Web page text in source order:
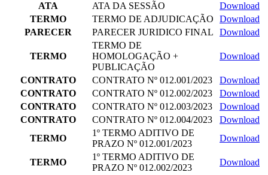
ATA ATA DA SESSÃO
Download
TERMO
TERMO DE ADJUDICAÇÃO
Download
PARECER
PARECER JURIDICO FINAL Download
TERMO
TERMO DE
HOMOLOGAÇÃO +
PUBLICAÇÃO
Download
CONTRATO CONTRATO Nº 012.001/2023
Download
CONTRATO
CONTRATO Nº 012.002/2023
Download
CONTRATO
CONTRATO Nº 012.003/2023
Download
CONTRATO
CONTRATO Nº 012.004/2023
Download
TERMO
1º TERMO ADITIVO DE
PRAZO Nº 012.001/2023
Download
TERMO
1º TERMO ADITIVO DE
PRAZO Nº 012.002/2023
Download